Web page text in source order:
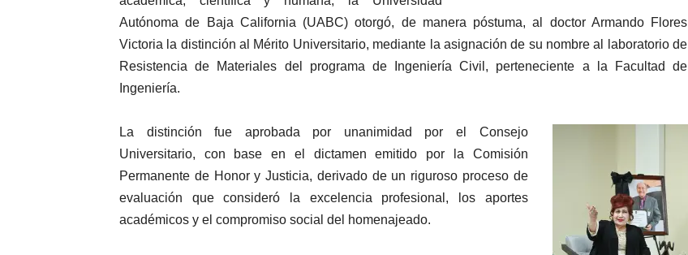
Autónoma de Baja California (UABC) otorgó, de manera póstuma, al doctor Armando Flores
Victoria la distinción al Mérito Universitario, mediante la asignación de su nombre al laboratorio de
Resistencia de Materiales del programa de Ingeniería Civil, perteneciente a la Facultad de
Ingeniería.
La distinción fue aprobada por unanimidad por el Consejo
Universitario, con base en el dictamen emitido por la Comisión
Permanente de Honor y Justicia, derivado de un riguroso proceso de
evaluación que consideró la excelencia profesional, los aportes
académicos y el compromiso social del homenajeado.